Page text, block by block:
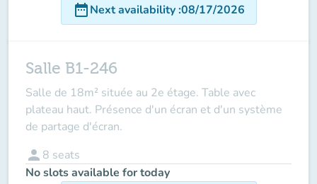
date_rangeNext availability:08/17/2026
Salle B1-246
Salle de 18m² située au 2e étage. Table avec
plateau haut. Présence d'un écran et d'un système
de partage d'écran.
person 8 seats
No slots available for today